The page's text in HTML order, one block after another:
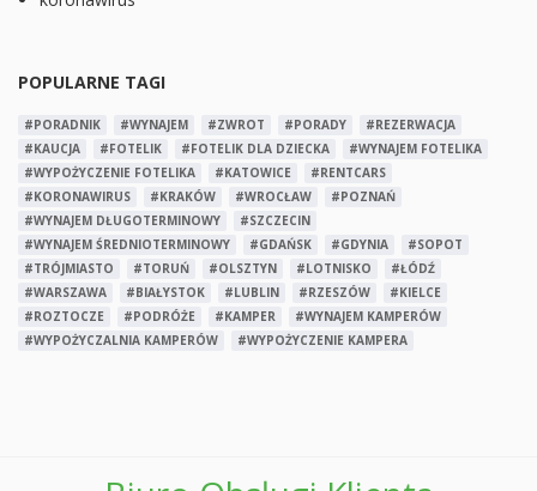
POPULARNE TAGI
#PORADNIK #WYNAJEM #ZWROT #PORADY
#REZERWACJA
#KAUCJA
#FOTELIK #FOTELIK DLA DZIECKA
#WYNAJEM FOTELIKA
#WYPOŻYCZENIE FOTELIKA
#KATOWICE
#RENTCARS
#KORONAWIRUS
#KRAKÓW #WROCŁAW
#POZNAŃ
#WYNAJEM DŁUGOTERMINOWY
#SZCZECIN
#WYNAJEM ŚREDNIOTERMINOWY
#GDAŃSK #GDYNIA
#SOPOT
#TRÓJMIASTO
#TORUŃ #OLSZTYN #LOTNISKO
#ŁÓDŹ
#WARSZAWA
#BIAŁYSTOK #LUBLIN #RZESZÓW
#KIELCE
#ROZTOCZE
#PODRÓŻE #KAMPER
#WYNAJEM KAMPERÓW
#WYPOŻYCZALNIA KAMPERÓW
#WYPOŻYCZENIE KAMPERA